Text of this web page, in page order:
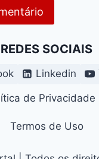
REDES SOCIAIS
Linkedin
de Privacidade
Termos de Uso